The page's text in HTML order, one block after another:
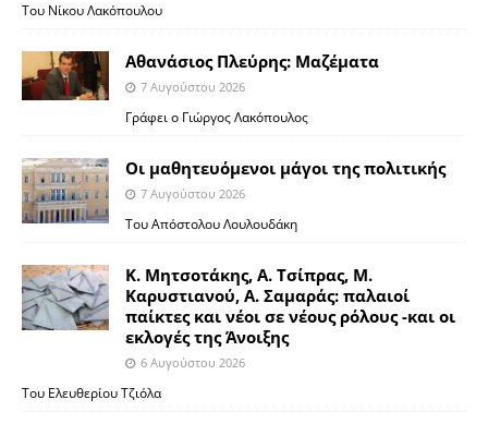
Του Νίκου Λακόπουλου
Αθανάσιος Πλεύρης: Μαζέματα
7 Αυγούστου 2026
Γράφει ο Γιώργος Λακόπουλος
Οι μαθητευόμενοι μάγοι της πολιτικής
7 Αυγούστου 2026
Του Απόστολου Λουλουδάκη
Κ. Μητσοτάκης, Α. Τσίπρας, Μ.
Καρυστιανού, Α. Σαμαράς: παλαιοί
παίκτες και νέοι σε νέους ρόλους -και οι
εκλογές της Άνοιξης
6 Αυγούστου 2026
Του Ελευθερίου Τζιόλα